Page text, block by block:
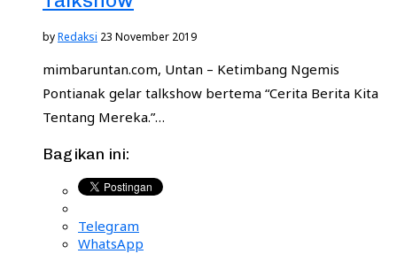
byRedaksi 23 November 2019
mimbaruntan.com, Untan – Ketimbang Ngemis
Pontianak gelar talkshow bertema “Cerita Berita Kita
Tentang Mereka.”…
Bagikan ini:
Telegram
WhatsApp